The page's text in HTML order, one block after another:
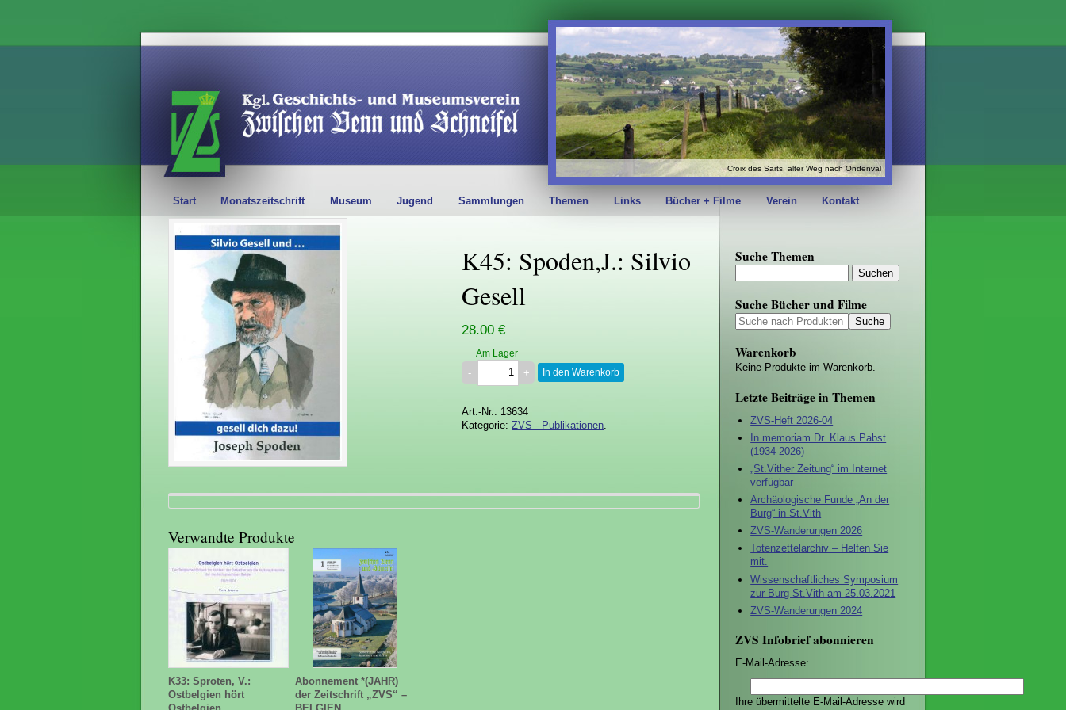
Croix des Sarts, alter Weg nach Ondenval
Start Monatszeitschrift Museum Jugend Sammlungen Themen Links Bücher + Filme Verein Kontakt
K45: Spoden,J.: Silvio
Gesell
28.00 €
Am Lager
In den Warenkorb
Art.-Nr.: 13634
Kategorie: ZVS - Publikationen
Verwandte Produkte
K33: Sproten, V.:
Ostbelgien hört
Abonnement *(JAHR)
der Zeitschrift „ZVS“ –
Suche Themen
Suche Bücher und Filme
Warenkorb
Keine Produkte im Warenkorb.
Letzte Beiträge in Themen
ZVS-Heft 2026-04
In memoriam Dr. Klaus Pabst
(1934-2026)
„St.Vither Zeitung“ im Internet
verfügbar
Archäologische Funde „An der
Burg“ in St.Vith
ZVS-Wanderungen 2026
Totenzettelarchiv – Helfen Sie
mit.
Wissenschaftliches Symposium
zur Burg St.Vith am 25.03.2021
ZVS-Wanderungen 2024
ZVS Infobrief abonnieren
E-Mail-Adresse:
Ihre übermittelte E-Mail-Adresse wird